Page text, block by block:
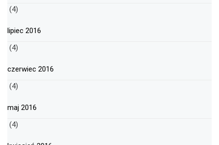
(4)
lipiec 2016
(4)
czerwiec 2016
(4)
maj 2016
(4)